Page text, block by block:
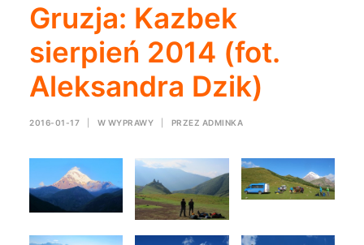
Gruzja: Kazbek
sierpień 2014 (fot.
Aleksandra Dzik)
2016-01-17 W WYPRAWY PRZEZ ADMINKA